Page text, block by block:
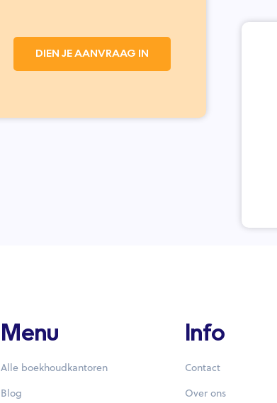
DIEN JE AANVRAAG IN
Menu
Alle boekhoudkantoren
Blog
Info
Contact
Over ons